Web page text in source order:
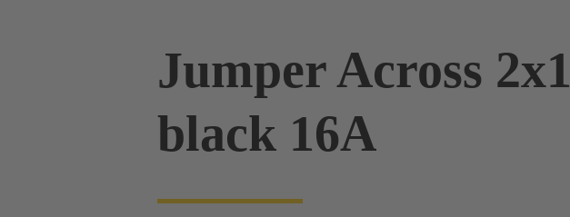
Jumper Across 2x1
black 16A